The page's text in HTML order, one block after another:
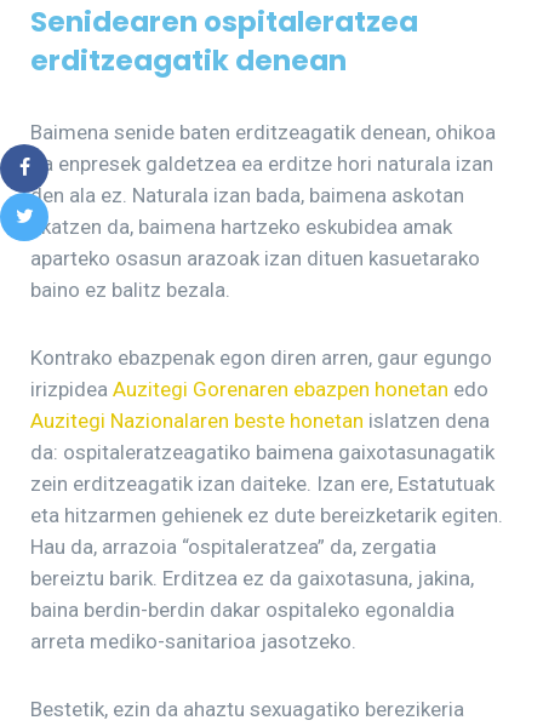
Senidearen ospitaleratzea
erditzeagatik denean
Baimena senide baten erditzeagatik denean, ohikoa
da enpresek galdetzea ea erditze hori naturala izan
den ala ez. Naturala izan bada, baimena askotan
ukatzen da, baimena hartzeko eskubidea amak
aparteko osasun arazoak izan dituen kasuetarako
baino ez balitz bezala.
Kontrako ebazpenak egon diren arren, gaur egungo
irizpidea Auzitegi Gorenaren ebazpen honetan edo
Auzitegi Nazionalaren beste honetan islatzen dena
da: ospitaleratzeagatiko baimena gaixotasunagatik
zein erditzeagatik izan daiteke. Izan ere, Estatutuak
eta hitzarmen gehienek ez dute bereizketarik egiten.
Hau da, arrazoia “ospitaleratzea” da, zergatia
bereiztu barik. Erditzea ez da gaixotasuna, jakina,
baina berdin-berdin dakar ospitaleko egonaldia
arreta mediko-sanitarioa jasotzeko.
Bestetik, ezin da ahaztu sexuagatiko berezikeria